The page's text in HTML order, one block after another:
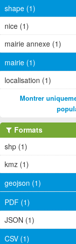
shape (1)
nice (1)
mairie annexe (1)
mairie (1)
localisation (1)
Montrer
Formats
shp (1)
kmz (1)
geojson (1)
PDF (1)
JSON (1)
CSV (1)